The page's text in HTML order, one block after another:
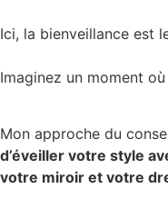
Ici, la bienveillance est
Imaginez un moment
Mon approche du
d’éveiller votre style
votre miroir et votre